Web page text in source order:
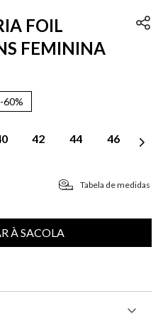
FOIL
FEMININA
-60%
42 44 46
Tabela de medidas
À SACOLA